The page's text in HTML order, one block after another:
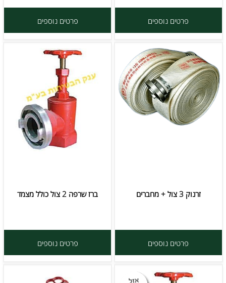
פרטים נוספים פרטים נוספים
זרנוק 3 צול + מחברים
פרטים נוספים
ברז שרפה 2 צול כולל מצמד
פרטים נוספים